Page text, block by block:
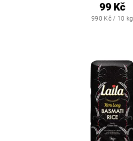
99 Kč
990 Kč / 10 kg